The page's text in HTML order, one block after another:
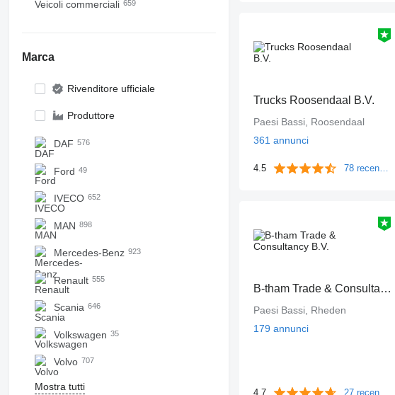
Veicoli commerciali 659
Marca
Rivenditore ufficiale
Produttore
DAF 576
Ford 49
IVECO 652
MAN 898
Mercedes-Benz 923
Renault 555
Scania 646
Volkswagen 35
Volvo 707
Mostra tutti
Trucks Roosendaal B.V.
Paesi Bassi, Roosendaal
361 annunci
4.5 78 recensioni
B-tham Trade & Consultancy B.V.
Paesi Bassi, Rheden
179 annunci
4.7 27 recensioni